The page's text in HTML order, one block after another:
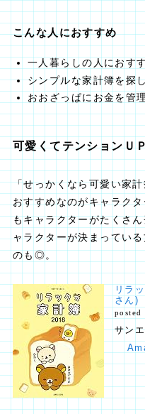
こんな人におすすめ
一人暮らしの人におす
シンプルな家計簿を探
おおざっぱにお金を管
可愛くてテンションＵ
「せっかくなら可愛い家
おすすめなのがキャラク
もキャラクターがたくさ
ャラクターが決まってい
のも◎。
リラ
さん)
posted
サン